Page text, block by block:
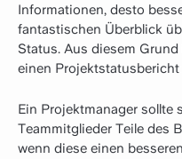
Informationen, desto
fantastischen Überblick
Status. Aus diesem
einen Projektstatusbericht
Ein Projektmanager sollte
Teammitglieder Teile des
wenn diese einen